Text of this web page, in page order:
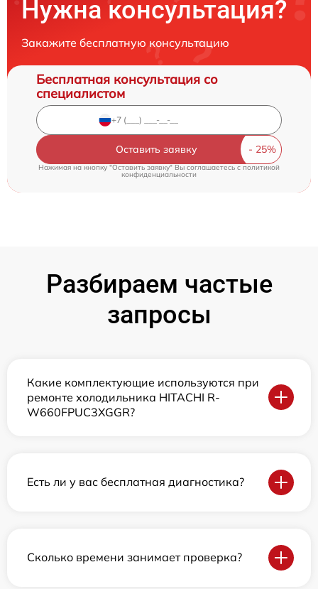
Нужна консультация?
Закажите бесплатную консультацию
Бесплатная консультация со
специалистом
Оставить заявку
Нажимая на кнопку "Оставить заявку" Вы соглашаетесь cполитикой
конфиденциальности
Разбираем частые
запросы
Какие комплектующие используются при
ремонте холодильника HITACHI R-
W660FPUC3XGGR?
Есть ли у вас бесплатная диагностика?
Сколько времени занимает проверка?